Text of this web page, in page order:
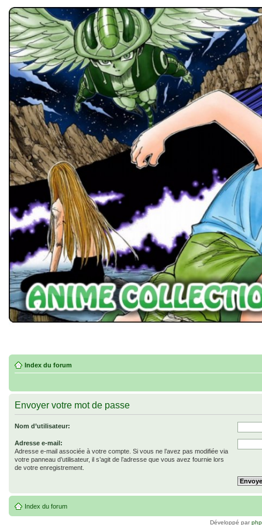
Index du forum
Envoyer votre mot de passe
Nom d’utilisateur:
Adresse e-mail:
Adresse e-mail associée à votre compte. Si vous ne l’avez pas modifiée via
votre panneau d’utilisateur, il s’agit de l’adresse que vous avez fournie lors
de votre enregistrement.
Index du forum
Développé par